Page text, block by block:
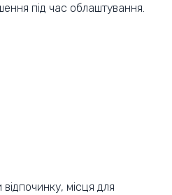
під час облаштування.
місця для